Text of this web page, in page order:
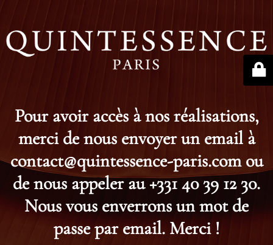
Pour avoir accès à nos réalisations,
merci de nous envoyer un email à
contact@quintessence-paris.com ou
de nous appeler au +331 40 39 12 30.
Nous vous enverrons un mot de
passe par email. Merci !